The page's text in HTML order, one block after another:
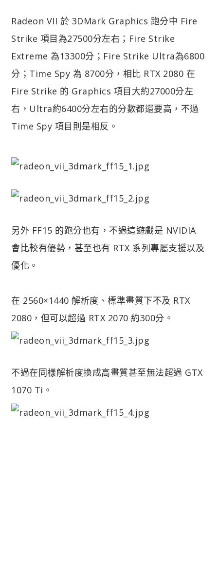
Radeon VII 於 3DMark Graphics 跑分中 Fire
Strike 項目為27500分左右；Fire Strike
Extreme 為13300分；Fire Strike Ultra為6800
分；Time Spy 為 8700分，相比 RTX 2080 在
Fire Strike 的 Graphics 項目大約27000分左
右，Ultra約6400分左右的分數都還要高，不過
Time Spy 項目則是相反。
另外 FF15 的跑分也有，不過這遊戲是 NVIDIA
會比較有優勢，甚至也有 RTX 系列專屬支援以及
優化。
在 2560×1440 解析度、標準畫質下不及 RTX
2080，但可以超過 RTX 2070 約300分。
不過在同樣解析度換成高畫質甚至無法超過 GTX
1070 Ti。